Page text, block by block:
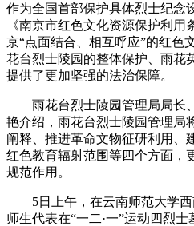
作为全国首部保护具体烈士纪念
《南京市红色文化资源保护利
京“点面结合、相互呼应”的红色
花台烈士陵园的整体保护、雨花
提供了更加坚强的法治保障。
雨花台烈士陵园管理局局长
艳介绍，雨花台烈士陵园管理局
阐释、推进革命文物征研利用、
红色教育辐射范围等四个方面，
规范作用。
5日上午，在云南师范大学西
师生代表在“一二·一”运动四烈